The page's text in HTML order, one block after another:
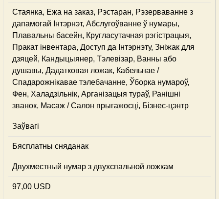
Стаянка, Ежа на заказ, Рэстаран, Рэзерваванне з
дапамогай Інтэрнэт, Абслугоўванне ў нумары,
Плавальны басейн, Кругласутачная рэгістрацыя,
Пракат інвентара, Доступ да Інтэрнэту, Зніжак для
дзяцей, Кандыцыянер, Тэлевізар, Ванны або
душавы, Дадатковая ложак, Кабельнае /
Спадарожнiкавае тэлебачанне, Ўборка нумароў,
Фен, Халадзільнік, Арганізацыя тураў, Ранішні
званок, Масаж / Салон прыгажосці, Бізнес-цэнтр
Заўвагі
Бясплатны сняданак
Двухместный нумар з двухспальной ложкам
97,00 USD